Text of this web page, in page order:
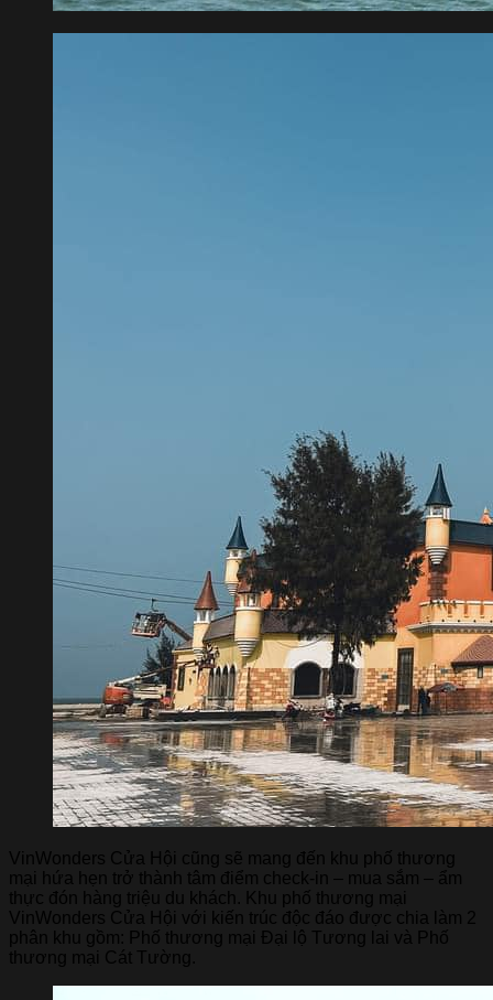
VinWonders Cửa Hội cũng sẽ mang đến khu phố thương
mại hứa hẹn trở thành tâm điểm check-in – mua sắm – ẩm
thực đón hàng triệu du khách. Khu phố thương mại
VinWonders Cửa Hội với kiến trúc độc đáo được chia làm 2
phân khu gồm: Phố thương mại Đại lộ Tương lai và Phố
thương mại Cát Tường.